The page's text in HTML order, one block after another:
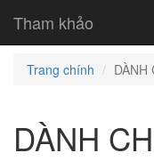
Tham khảo
Trang chính DÀNH
DÀNH